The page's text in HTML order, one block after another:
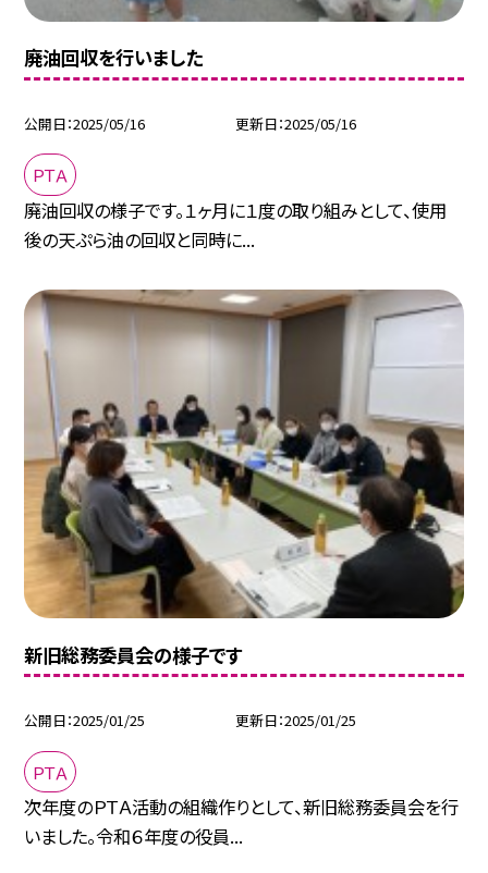
廃油回収を行いました
公開日 2025/05/16 更新日 2025/05/16
ＰＴＡ
廃油回収の様子です。１ヶ月に１度の取り組みとして、使用
後の天ぷら油の回収と同時に...
新旧総務委員会の様子です
公開日 2025/01/25 更新日 2025/01/25
ＰＴＡ
次年度のＰＴＡ活動の組織作りとして、新旧総務委員会を行
いました。令和６年度の役員...